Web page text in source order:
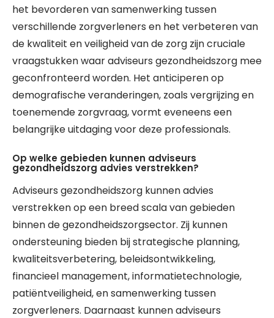
het bevorderen van samenwerking tussen
verschillende zorgverleners en het verbeteren van
de kwaliteit en veiligheid van de zorg zijn cruciale
vraagstukken waar adviseurs gezondheidszorg mee
geconfronteerd worden. Het anticiperen op
demografische veranderingen, zoals vergrijzing en
toenemende zorgvraag, vormt eveneens een
belangrijke uitdaging voor deze professionals.
Op welke gebieden kunnen adviseurs
gezondheidszorg advies verstrekken?
Adviseurs gezondheidszorg kunnen advies
verstrekken op een breed scala van gebieden
binnen de gezondheidszorgsector. Zij kunnen
ondersteuning bieden bij strategische planning,
kwaliteitsverbetering, beleidsontwikkeling,
financieel management, informatietechnologie,
patiëntveiligheid, en samenwerking tussen
zorgverleners. Daarnaast kunnen adviseurs